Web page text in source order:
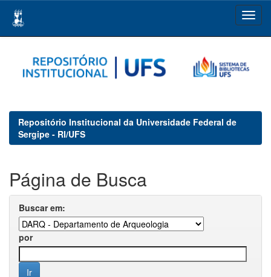
navigation
Repositório Institucional da Universidade Federal de
Sergipe - RI/UFS
Página de Busca
Buscar em:
por